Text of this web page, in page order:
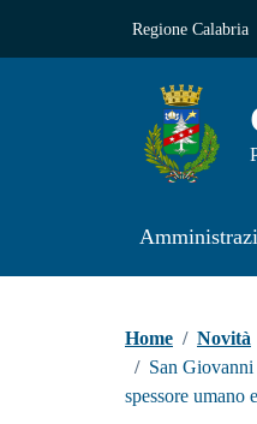
Regione Calabria
Home / Novità
/ San
spessore umano